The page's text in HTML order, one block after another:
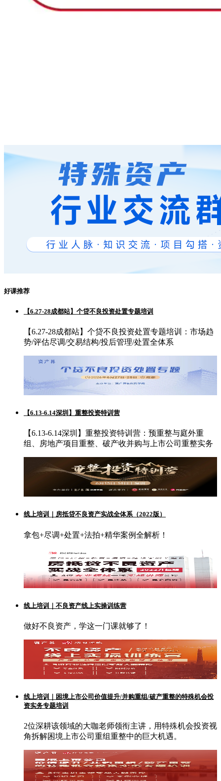
好课推荐
【6.27-28成都站】个贷不良投资处置专题培训
【6.27-28成都站】个贷不良投资处置专题培训：市场趋
势/评估尽调/交易结构/投后管理/处置全体系
【6.13-6.14深圳】重整投资特训营
【6.13-6.14深圳】重整投资特训营：预重整与庭外重
组、房地产项目重整、破产收并购与上市公司重整实务
线上培训｜房抵贷不良资产实战全体系（2022版）
拿包+尽调+处置+法拍+精华案例全解析！
线上培训｜不良资产线上实操训练营
做好不良资产，学这一门课就够了！
线上培训｜困境上市公司价值提升/并购重组/破产重整的特殊机会投
资实务专题培训
2位深耕该领域的大咖老师领衔主讲，用特殊机会投资视
角拆解困境上市公司重组重整中的巨大机遇。